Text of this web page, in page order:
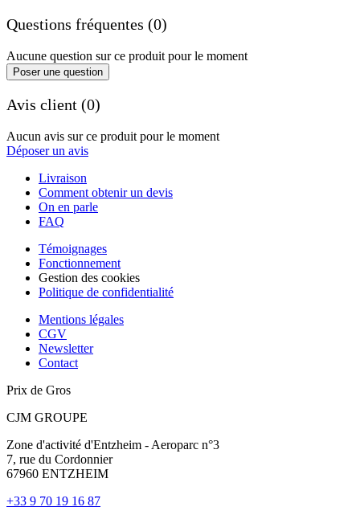
Questions fréquentes (0)
Aucune question sur ce produit pour le moment
Poser une question
Avis client (0)
Aucun avis sur ce produit pour le moment
Déposer un avis
Livraison
Comment obtenir un devis
On en parle
FAQ
Témoignages
Fonctionnement
Gestion des cookies
Politique de confidentialité
Mentions légales
CGV
Newsletter
Contact
Prix de Gros
CJM GROUPE
Zone d'activité d'Entzheim - Aeroparc n°3
7, rue du Cordonnier
67960 ENTZHEIM
+33 9 70 19 16 87